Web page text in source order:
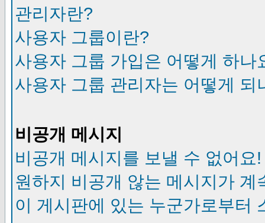
관리자란?
사용자 그룹이란?
사용자 그룹 가입은 어떻게 하나
사용자 그룹 관리자는 어떻게 되
비공개 메시지
비공개 메시지를 보낼 수 없어요!
원하지 비공개 않는 메시지가 계
이 게시판에 있는 누군가로부터